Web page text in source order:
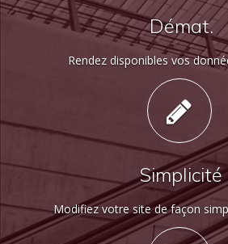
Démat.
Rendez disponibles vos
Simplicité
Modifiez votre site de façon